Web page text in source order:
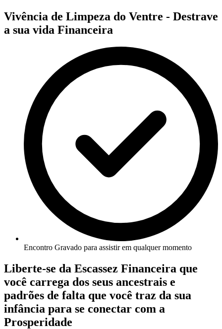
Vivência de Limpeza do Ventre - Destrave
a sua vida Financeira
Encontro Gravado para assistir em qualquer momento
Liberte-se da Escassez Financeira que
você carrega dos seus ancestrais e
padrões de falta que você traz da sua
infância para se conectar com a
Prosperidade